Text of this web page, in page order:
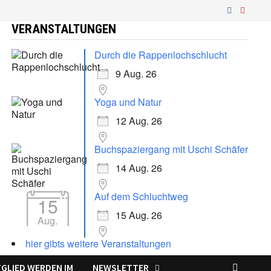
VERANSTALTUNGEN
Durch die Rappenlochschlucht
9 Aug. 26
Yoga und Natur
12 Aug. 26
Buchspaziergang mit Uschi Schäfer
14 Aug. 26
15
Aug.
Auf dem Schluchtweg
15 Aug. 26
hier gibts weitere Veranstaltungen
WERDEN IM
NEWSLETTER